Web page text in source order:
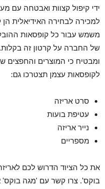
ידי קיפול קצוות ואבטחה עם
למכירה לבחירה האידיאלית הן
משמש עבור כל קופסאות
של החברה על קרטון זה בקלות.
ומבטיח כי המוצרים והחפצים
לקופסאות עצמן תצטרכו גם:
סרט אריזה
עטיפת בועות
נייר אריזה
מספריים
את כל הציוד הדרוש לכם
בוקס'. צרו קשר עם 'מגה בוקס'